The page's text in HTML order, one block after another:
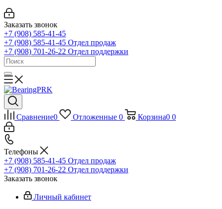
Заказать звонок
+7 (908) 585-41-45
+7 (908) 585-41-45 Отдел продаж
+7 (908) 701-26-22 Отдел поддержки
Сравнение0 Отложенные 0 Корзина0 0
Телефоны
+7 (908) 585-41-45 Отдел продаж
+7 (908) 701-26-22 Отдел поддержки
Заказать звонок
Личный кабинет